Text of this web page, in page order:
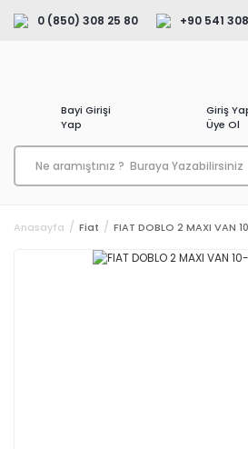
0 (850) 308 25 80 +90 541
Bayi Girişi
Yap
Giriş
Üye Ol
Anasayfa Fiat FIAT DOBLO 2 MAXI VAN